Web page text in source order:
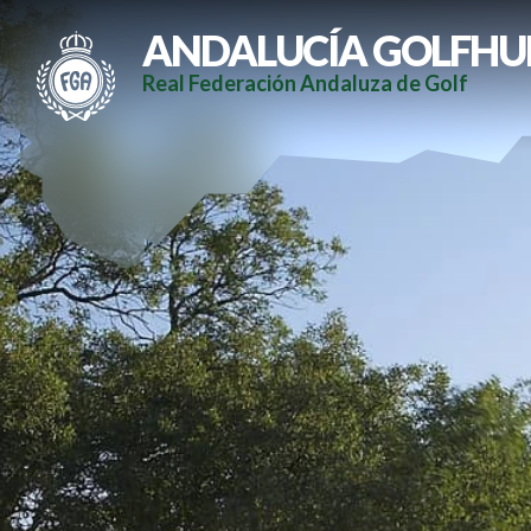
ANDALUCÍA
Real Federación Andaluza de Golf